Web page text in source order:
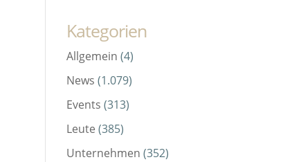
Kategorien
Allgemein (4)
News (1.079)
Events (313)
Leute (385)
Unternehmen (352)